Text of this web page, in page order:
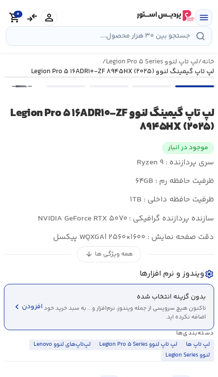
به
محتوا
menu
person
compare_arrows
shopping_cart
0
خانه/لپ تاپ لنوو Legion Pro ۵ Series
/
لپ تاپ گیمینگ لنوو Legion Pro ۵ ۱۶ADR۱۰-ZF ۸۹۴۵HX (۲۰۲۵)
•••
لپ تاپ گیمینگ لنوو Legion Pro ۵ ۱۶ADR۱۰-ZF
۸۹۴۵HX (۲۰۲۵)
موجود در انبار
سری پردازنده : Ryzen ۹
ظرفیت حافظه رم : ۶۴GB
ظرفیت حافظه داخلی : ۱TB
سازنده پردازنده گرافیکی : NVIDIA GeForce RTX ۵۰۷۰
دقت صفحه نمایش : WQXGA| ۲۵۶۰×۱۶۰۰ پیکسل
همه ویژگی ها arrow_downward
ویندوز و نرم افزارهاsettings
بدون گزینه انتخاب شده
تاکنون هیچ سرویسی از جمله ویندوز، نرم‌افزار و... به سبد خرید خود
اضافه نکرده اید.
افزودن chevron_left
دسته‌بندی‌ها
لپ تاپ ها
لپ تاپ لنوو Legion Pro ۵ Series
لپ‌تاپ‌های لنوو Lenovo
لنوو Legion Series